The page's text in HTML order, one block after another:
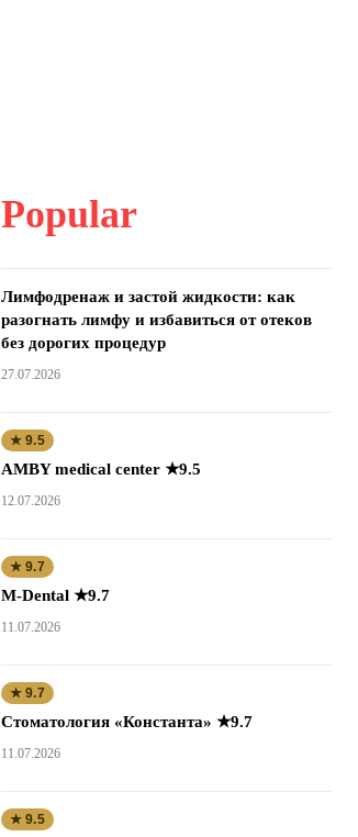
Popular
Лимфодренаж и застой жидкости: как
разогнать лимфу и избавиться от отеков
без дорогих процедур
27.07.2026
★ 9.5
AMBY medical center ★9.5
12.07.2026
★ 9.7
M-Dental ★9.7
11.07.2026
★ 9.7
Стоматология «Константа» ★9.7
11.07.2026
★ 9.5